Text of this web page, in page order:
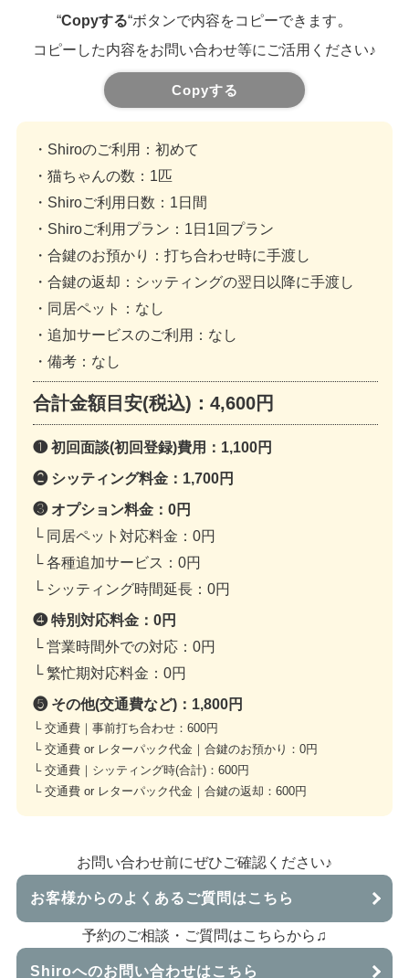
“Copyする“ボタンで内容をコピーできます。
コピーした内容をお問い合わせ等にご活用ください♪
Copyする
・Shiroのご利用 ：初めて
・猫ちゃんの数 ：1匹
・Shiroご利用日数 ：1日間
・Shiroご利用プラン ：1日1回プラン
・合鍵のお預かり
：打ち合わせ時に手渡し
・合鍵の返却 ：シッティングの翌日以降に手渡し
・同居ペット
：なし
・追加サービスのご利用 ：なし
・備考：なし
合計金額目安(税込)： 4,600円
❶ 初回面談(初回登録)費用： 1,100円
❷ シッティング料金： 1,700円
❸ オプション料金： 0円
└ 同居ペット対応料金： 0円
└ 各種追加サービス： 0円
└ シッティング時間延長： 0円
❹ 特別対応料金： 0円
└ 営業時間外での対応： 0円
└ 繁忙期対応料金： 0円
❺ その他(交通費など)： 1,800円
└ 交通費｜事前打ち合わせ： 600円
└ 交通費 or レターパック代金｜合鍵のお預かり： 0円
└ 交通費｜シッティング時(合計)： 600円
└ 交通費 or レターパック代金｜合鍵の返却： 600円
お問い合わせ前にぜひご確認ください♪
お客様からのよくあるご質問はこちら
予約のご相談・ご質問はこちらから♫
Shiroへのお問い合わせはこちら